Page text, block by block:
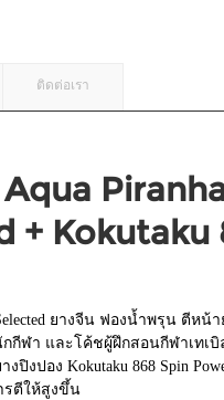
ติดต่อเรา
+ Kokutaku
ยางจีน ฟองน้ำพรุน ตีห
กีฬา และโค้ชผู้ฝึกสอนกีฬาเทเ
งปอง Kokutaku 868 Spin
รตีให้สูงขึ้น